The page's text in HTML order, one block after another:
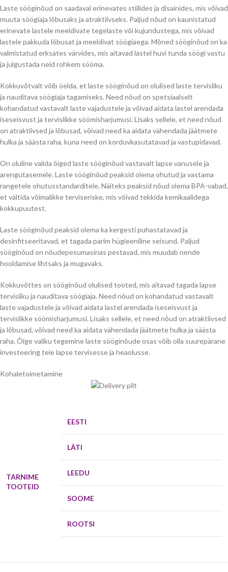
Laste sööginõud on saadaval erinevates stiilides ja disainides, mis võivad
muuta söögiaja lõbusaks ja atraktiivseks. Paljud nõud on kaunistatud
erinevate lastele meeldivate tegelaste või kujundustega, mis võivad
lastele pakkuda lõbusat ja meeldivat söögiaega. Mõned sööginõud on ka
valmistatud erksates värvides, mis aitavad lastel huvi tunda söögi vastu
ja julgustada neid rohkem sööma.
Kokkuvõtvalt võib öelda, et laste sööginõud on olulised laste tervisliku
ja nauditava söögiaja tagamiseks. Need nõud on spetsiaalselt
kohandatud vastavalt laste vajadustele ja võivad aidata lastel arendada
iseseisvust ja tervislikke söömisharjumusi. Lisaks sellele, et need nõud
on atraktiivsed ja lõbusad, võivad need ka aidata vähendada jäätmete
hulka ja säästa raha, kuna need on korduvkasutatavad ja vastupidavad.
On oluline valida õiged laste sööginõud vastavalt lapse vanusele ja
arengutasemele. Laste sööginõud peaksid olema ohutud ja vastama
rangetele ohutusstandarditele. Näiteks peaksid nõud olema BPA-vabad,
et vältida võimalikke terviseriske, mis võivad tekkida kemikaalidega
kokkupuutest.
Laste sööginõud peaksid olema ka kergesti puhastatavad ja
desinfitseeritavad, et tagada parim hügieeniline seisund. Paljud
sööginõud on nõudepesumasinas pestavad, mis muudab nende
hooldamise lihtsaks ja mugavaks.
Kokkuvõttes on sööginõud olulised tooted, mis aitavad tagada lapse
tervisliku ja nauditava söögiaja. Need nõud on kohandatud vastavalt
laste vajadustele ja võivad aidata lastel arendada iseseisvust ja
tervislikke söömisharjumusi. Lisaks sellele, et need nõud on atraktiivsed
ja lõbusad, võivad need ka aidata vähendada jäätmete hulka ja säästa
raha. Õige valiku tegemine laste sööginõude osas võib olla suurepärane
investeering teie lapse tervisesse ja heaolusse.
Kohaletoimetamine
TARNIME
TOOTEID
EESTI
LÄTI
LEEDU
SOOME
ROOTSI